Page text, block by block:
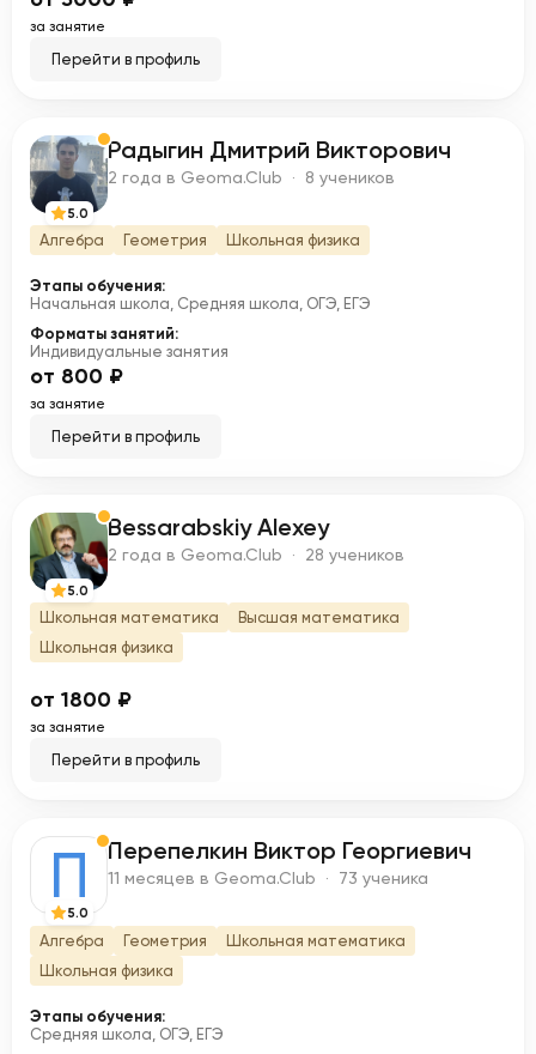
за занятие
Перейти в профиль
Р
5.0
Радыгин Дмитрий Викторович
2 года в Geoma.Club · 8 учеников
Алгебра Геометрия Школьная физика
Этапы обучения:
Начальная школа, Средняя школа, ОГЭ, ЕГЭ
Форматы занятий:
Индивидуальные занятия
от 800 ₽
за занятие
Перейти в профиль
B
5.0
Bessarabskiy Alexey
2 года в Geoma.Club · 28 учеников
Школьная математика
Высшая математика
Школьная физика
от 1800 ₽
за занятие
Перейти в профиль
П
5.0
Перепелкин Виктор Георгиевич
11 месяцев в Geoma.Club · 73 ученика
Алгебра Геометрия
Школьная математика
Школьная физика
Этапы обучения:
Средняя школа, ОГЭ, ЕГЭ